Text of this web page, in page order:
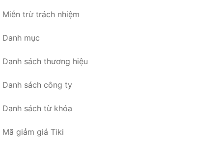
Miễn trừ trách nhiệm
Danh mục
Danh sách thương hiệu
Danh sách công ty
Danh sách từ khóa
Mã giảm giá Tiki